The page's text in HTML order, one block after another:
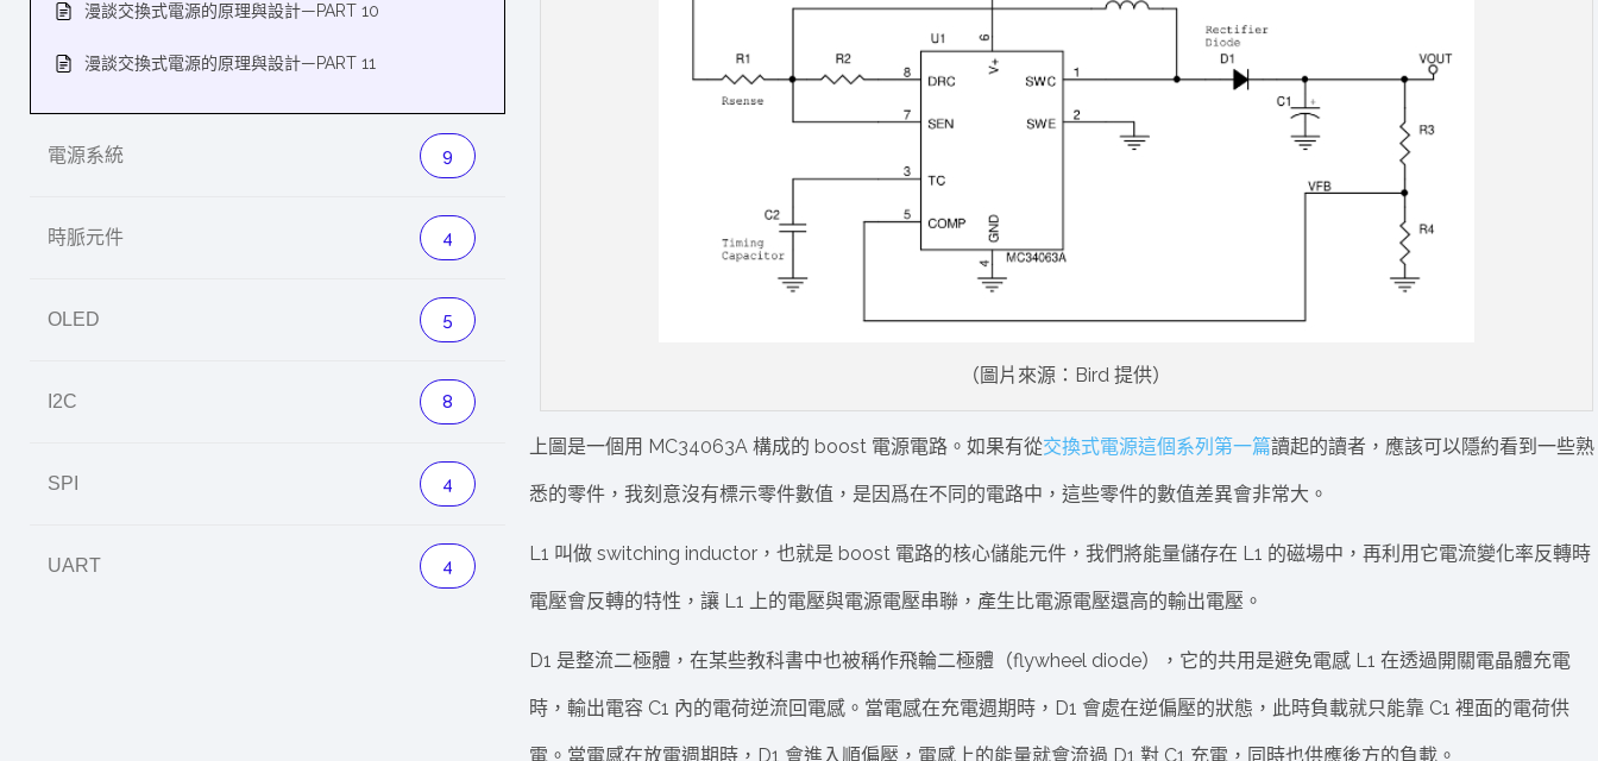
漫談交換式電源的原理與設計—PART 10
漫談交換式電源的原理與設計—PART 11
電源系統 9
時脈元件 4
OLED 5
I2C 8
SPI 4
UART 4
（圖片來源：Bird 提供）
上圖是一個用 MC34063A 構成的 boost 電源電路。如果有從交換式電源這個系列第一篇讀起的讀者，應該可以隱約看到一些熟
悉的零件，我刻意沒有標示零件數值，是因爲在不同的電路中，這些零件的數值差異會非常大。
L1 叫做 switching inductor，也就是 boost 電路的核心儲能元件，我們將能量儲存在 L1 的磁場中，再利用它電流變化率反轉時
電壓會反轉的特性，讓 L1 上的電壓與電源電壓串聯，產生比電源電壓還高的輸出電壓。
D1 是整流二極體，在某些教科書中也被稱作飛輪二極體（flywheel diode），它的共用是避免電感 L1 在透過開關電晶體充電
時，輸出電容 C1 內的電荷逆流回電感。當電感在充電週期時，D1 會處在逆偏壓的狀態，此時負載就只能靠 C1 裡面的電荷供
電。當電感在放電週期時，D1 會進入順偏壓，電感上的能量就會流過 D1 對 C1 充電，同時也供應後方的負載。